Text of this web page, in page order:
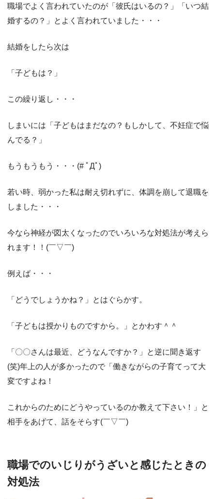
職場でよく言われていたのが「彼氏はいるの？」「いつ結
婚するの？」とよく言われていました・・・
結婚をしたら次は
「子どもは？」
この繰り返し・・・
しまいには「子どもはまだなの？もしかして、不妊症で悩
んでる？」
もうもうもう・・・(# ﾟДﾟ)
若い時、弱かった私は耐え切れずに、体調を崩して退職を
しました・・・
今なら神経が図太くなったのでいろいろな対処法が考えら
れます！！(￣▽￣)
例えば・・・
「どうでしょうかね？」とはぐらかす。
「子どもは授かりものですから。」とかわす＾＾
「〇〇さんは最近、どうなんですか？」と逆に聞き返す
(笑)年上の人が多かったので「働きながらの子育てって大
変ですよね！
これからのためにどうやっているのか教えて下さい！」と
相手をあげて、話をそらす(￣▽￣)
職場でのいじりがうざいと感じたときの
対処法